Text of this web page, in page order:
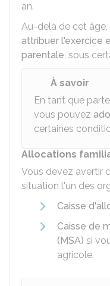
an.
Au-delà de cet
attribuer l'exercice
parentale, sous
À savoir
En tant que
vous pouvez
certaines
Allocations
Vous devez avertir
situation l'un des
Caisse
Caisse de
(MSA) si
agricole.